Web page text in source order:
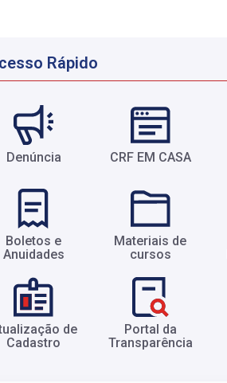
Rápido
Denúncia CRF EM CASA
Boletos e
Anuidades​
Materiais de
cursos​
de
Cadastro​
Portal da
Transparência​